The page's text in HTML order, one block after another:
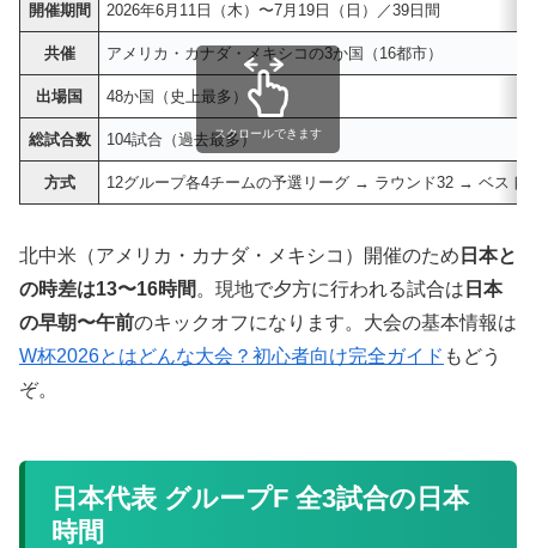
開催期間 2026年6月11日（木）〜7月19日（日）／39日間
共催 アメリカ・カナダ・メキシコの3か国（16都市）
出場国 48か国（史上最多）
総試合数 104試合（過去最多）
方式 12グループ各4チームの予選リーグ → ラウンド32 → ベス
スクロールできます
北中米（アメリカ・カナダ・メキシコ）開催のため 日本と
の時差は13〜16時間 。現地で夕方に行われる試合は 日本
の早朝〜午前のキックオフになります。大会の基本情報は
W杯2026とはどんな大会？初心者向け完全ガイド もどう
ぞ。
日本代表 グループF 全3試合の日本
時間